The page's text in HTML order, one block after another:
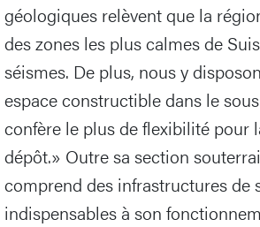
géologiques relèvent que la
des zones les plus calmes de
séismes. De plus, nous y
espace constructible dans le
confère le plus de flexibilité pour
dépôt.» Outre sa section
comprend des infrastructures de
indispensables à son